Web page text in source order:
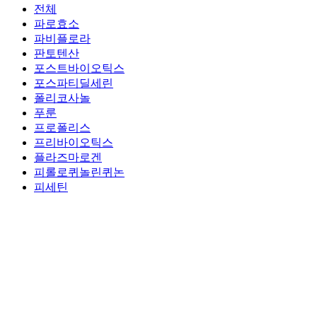
전체
파로효소
파비플로라
판토텐산
포스트바이오틱스
포스파티딜세린
폴리코사놀
푸룬
프로폴리스
프리바이오틱스
플라즈마로겐
피롤로퀴놀린퀴논
피세틴